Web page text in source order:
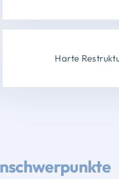
Harte